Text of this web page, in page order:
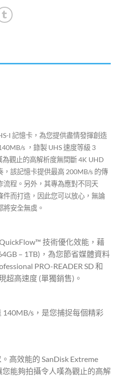
I 記憶卡，為您提供盡情發揮創造
s ，錄製 UHS 速度等級 3
觀止的高解析度無間斷 4K UHD
，該記憶卡提供最高 200MB/s 的傳
程。另外，其專為應對不同天
件而打造，因此您可以放心，無論
將安全無虞。
技術優化效能，藉
– 1TB)，為您節省媒體資料
PRO-READER SD 和
超高速度 (單獨銷售)。
s，是您捕捉每個精彩
高效能的 SanDisk Extreme
能夠拍攝令人嘆為觀止的高解